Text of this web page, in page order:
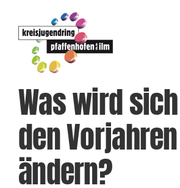
springen
Was wird
den Vorjahren
ändern?